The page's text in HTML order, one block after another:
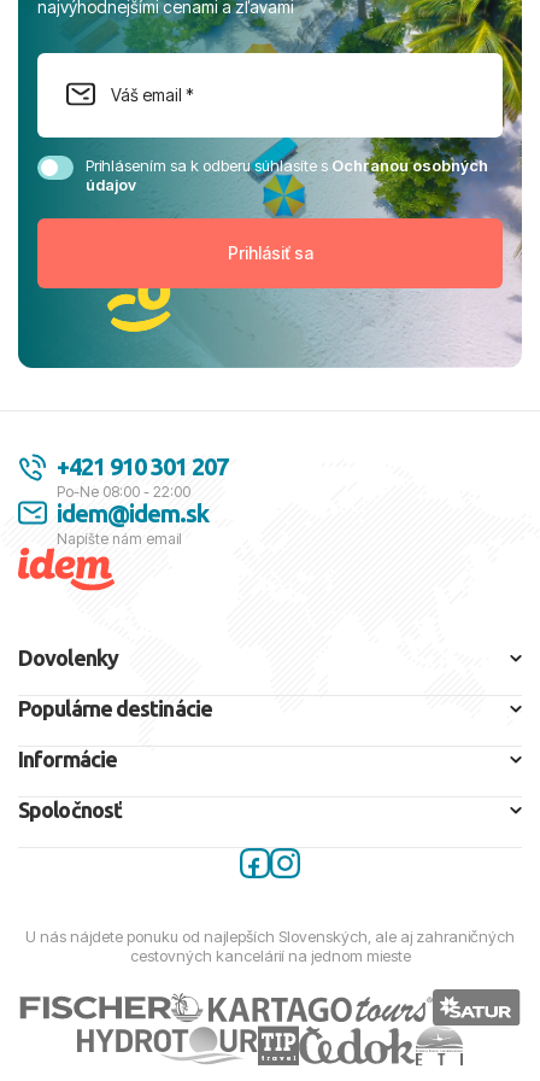
najvýhodnejšími cenami a zľavami
Prihlásením sa k odberu súhlasíte sOchranou osobných
údajov
+421 910 301 207
Po-Ne 08:00 - 22:00
idem@idem.sk
Napíšte nám email
Dovolenky
Populárne destinácie
Informácie
Spoločnosť
U nás nájdete ponuku od najlepších Slovenských, ale aj zahraničných
cestovných kancelárií na jednom mieste